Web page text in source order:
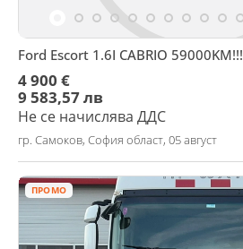
Ford Escort 1.6I CABRIO 59000KM!!!
4 900 €
9 583,57 лв
Не се начислява ДДС
гр. Самоков, София област, 05 август
ПРОМО